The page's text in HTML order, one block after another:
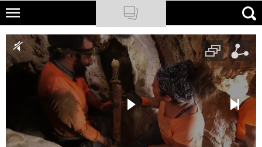
Skip
main
content
NATIONAL GEOGRAPHIC
TRAVELER
PODCASTY
Newsletter